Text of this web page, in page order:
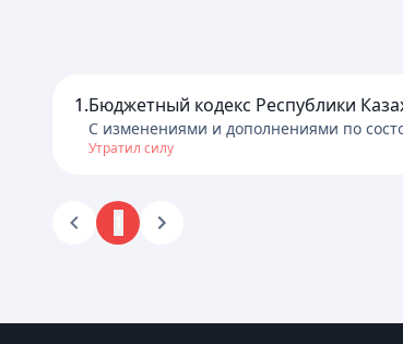
1.Бюджетный кодекс Республики
C изменениями и дополнениями по
Утратил силу